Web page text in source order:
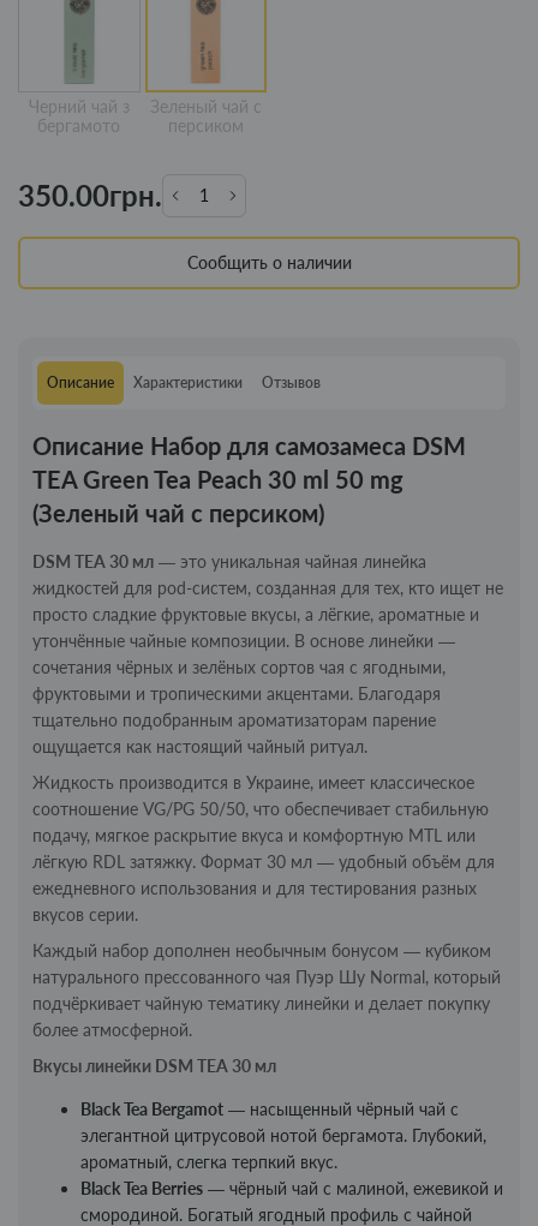
Черний чай з
бергамото
Зеленый чай с
персиком
350.00грн.
Сообщить о наличии
Описание Характеристики Отзывов
Описание Набор для самозамеса DSM
TEA Green Tea Peach 30 ml 50 mg
(Зеленый чай с персиком)
DSM TEA 30 мл — это уникальная чайная линейка
жидкостей для pod-систем, созданная для тех, кто ищет не
просто сладкие фруктовые вкусы, а лёгкие, ароматные и
утончённые чайные композиции. В основе линейки —
сочетания чёрных и зелёных сортов чая с ягодными,
фруктовыми и тропическими акцентами. Благодаря
тщательно подобранным ароматизаторам парение
ощущается как настоящий чайный ритуал.
Жидкость производится в Украине, имеет классическое
соотношение VG/PG 50/50, что обеспечивает стабильную
подачу, мягкое раскрытие вкуса и комфортную MTL или
лёгкую RDL затяжку. Формат 30 мл — удобный объём для
ежедневного использования и для тестирования разных
вкусов серии.
Каждый набор дополнен необычным бонусом — кубиком
натурального прессованного чая Пуэр Шу Normal, который
подчёркивает чайную тематику линейки и делает покупку
более атмосферной.
Вкусы линейки DSM TEA 30 мл
Black Tea Bergamot — насыщенный чёрный чай с
элегантной цитрусовой нотой бергамота. Глубокий,
ароматный, слегка терпкий вкус.
Black Tea Berries — чёрный чай с малиной, ежевикой и
смородиной. Богатый ягодный профиль с чайной